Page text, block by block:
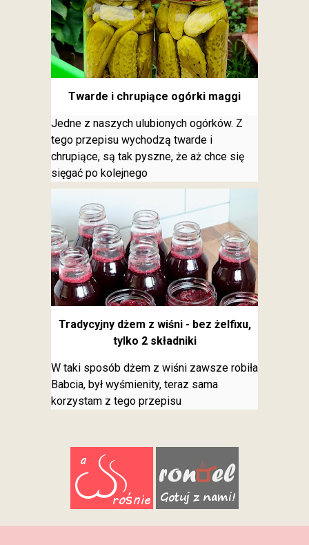
Twarde i chrupiące ogórki maggi
Jedne z naszych ulubionych ogórków. Z
tego przepisu wychodzą twarde i
chrupiące, są tak pyszne, że aż chce się
sięgać po kolejnego
Tradycyjny dżem z wiśni - bez żelfixu,
tylko 2 składniki
W taki sposób dżem z wiśni zawsze robiła
Babcia, był wyśmienity, teraz sama
korzystam z tego przepisu